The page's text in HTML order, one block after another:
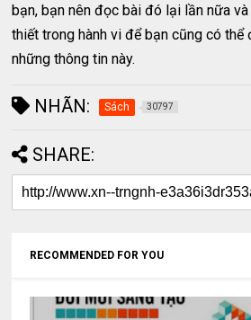
bạn, bạn nên đọc bài đó lại lần nữa
thiết trong hành vi để bạn cũng có thể
những thông tin này.
NHÃN: Sách 30797
SHARE:
RECOMMENDED FOR YOU